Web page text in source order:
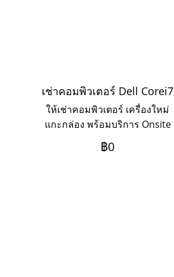
เช่าคอมพิวเตอร์ Dell Corei7
ให้เช่าคอมพิวเตอร์ เครื่องใหม่
แกะกล่อง พร้อมบริการ Onsite
Service แบบรายวัน รายสัปดาห์
รายเดือน รายปี
฿0